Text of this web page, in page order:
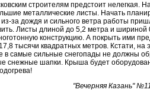
строителям предстоит нелегкая.
металлические листы. Начать
из-за дождя и сильного ветра работы
Листы длиной до 5,2 метра и шириной
конструкцию. А покрыть ими
тысячи квадратных метров. Кстати, на
в самые сильные снегопады не должны
снежные шапки. Крыша будет
"Вечерняя Казань"